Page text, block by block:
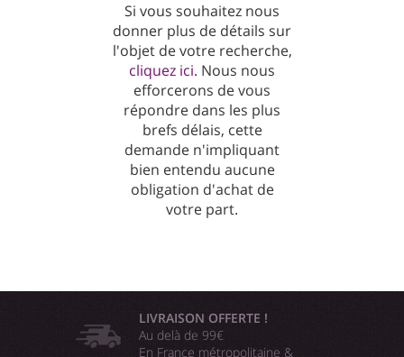
Si vous souhaitez nous
donner plus de détails sur
l'objet de votre recherche,
cliquez ici. Nous nous
efforcerons de vous
répondre dans les plus
brefs délais, cette
demande n'impliquant
bien entendu aucune
obligation d'achat de
votre part.
LIVRAISON OFFERTE !
Au delà de 99€
En France métropolitaine &